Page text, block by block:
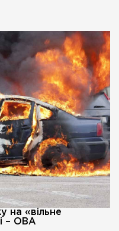
на «вільне
– ОВА